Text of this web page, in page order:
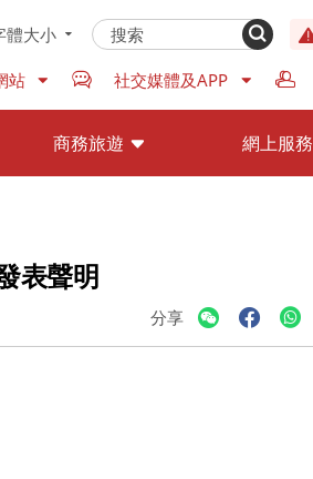
體大小
站 社交媒體及APP
商務旅遊 網上服務
表聲明
分享